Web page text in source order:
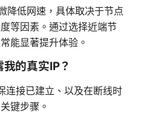
降低网速，具体取决于节点
等因素。通过选择近端节
能显著提升体验。
的真实IP？
接已建立、以及在断线时
键步骤。